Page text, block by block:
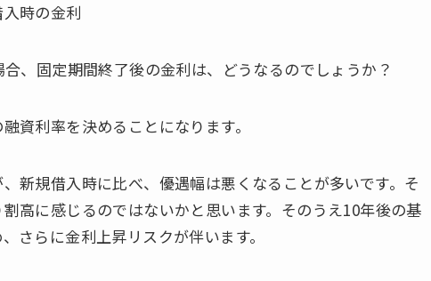
時の金利
、固定期間終了後の金利は、どうなるのでしょうか？
資利率を決めることになります。
新規借入時に比べ、優遇幅は悪くなることが多いです。そ
高に感じるのではないかと思います。そのうえ10年後の基
さらに金利上昇リスクが伴います。